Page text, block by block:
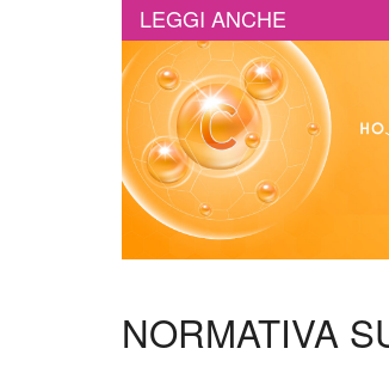
LEGGI ANCHE
NORMATIVA